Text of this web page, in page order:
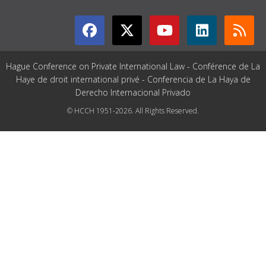
Hague Conference on Private International Law - Conférence de La
Haye de droit international privé - Conferencia de La Haya de
Derecho Internacional Privado
© HCCH 1951-2026. All Rights Reserved.